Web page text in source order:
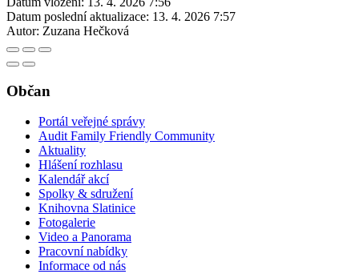
Datum poslední aktualizace: 13. 4. 2026 7:57
Autor: Zuzana Hečková
Občan
Portál veřejné správy
Audit Family Friendly Community
Aktuality
Hlášení rozhlasu
Kalendář akcí
Spolky & sdružení
Knihovna Slatinice
Fotogalerie
Video a Panorama
Pracovní nabídky
Informace od nás